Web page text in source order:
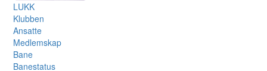
LUKK
Klubben
Ansatte
Medlemskap
Bane
Banestatus